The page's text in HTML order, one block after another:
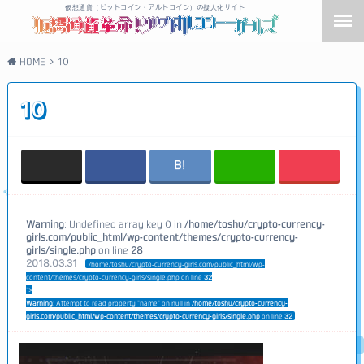
仮想通貨（ビットコイン・アルトコイン）の擬人化サイト
HOME 10
10
Warning: Undefined array key 0 in /home/toshu/crypto-currency-
girls.com/public_html/wp-content/themes/crypto-currency-
girls/single.php on line 28
2018.03.31
/home/toshu/crypto-currency-girls.com/public_html/wp-
content/themes/crypto-currency-girls/single.php on line32
">
Warning: Attempt to read property "name" on null in /home/toshu/crypto-currency-
girls.com/public_html/wp-content/themes/crypto-currency-girls/single.php on line32